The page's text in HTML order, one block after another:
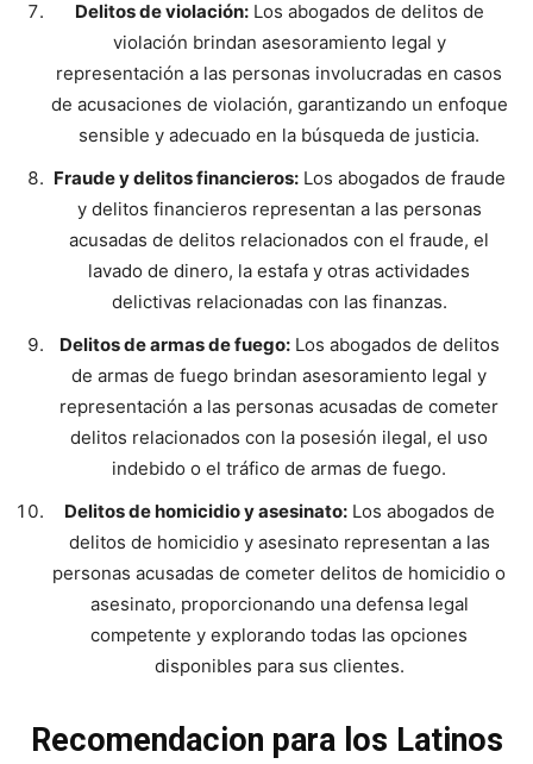
Delitos de violación:Los abogados de delitos de
violación brindan asesoramiento legal y
representación a las personas involucradas en casos
de acusaciones de violación, garantizando un enfoque
sensible y adecuado en la búsqueda de justicia.
Fraude y delitos financieros:Los abogados de fraude
y delitos financieros representan a las personas
acusadas de delitos relacionados con el fraude, el
lavado de dinero, la estafa y otras actividades
delictivas relacionadas con las finanzas.
Delitos de armas de fuego:Los abogados de delitos
de armas de fuego brindan asesoramiento legal y
representación a las personas acusadas de cometer
delitos relacionados con la posesión ilegal, el uso
indebido o el tráfico de armas de fuego.
Delitos de homicidio y asesinato:Los abogados de
delitos de homicidio y asesinato representan a las
personas acusadas de cometer delitos de homicidio o
asesinato, proporcionando una defensa legal
competente y explorando todas las opciones
disponibles para sus clientes.
Recomendacion para los Latinos